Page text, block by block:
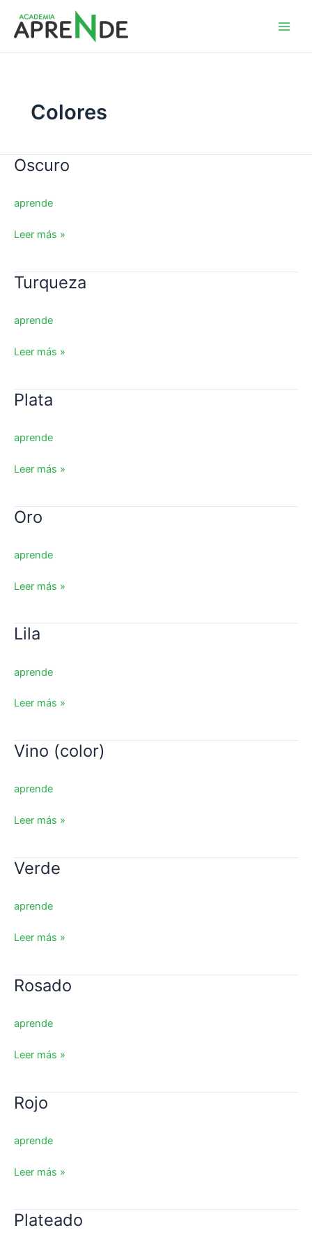
contenido
Colores
Oscuro
aprende
Oscuro
Leer más »
Turqueza
aprende
Turqueza
Leer más »
Plata
aprende
Plata
Leer más »
Oro
aprende
Oro
Leer más »
Lila
aprende
Lila
Leer más »
Vino (color)
aprende
Vino
Leer más »
Verde
aprende
Verde
Leer más »
Rosado
aprende
Rosado
Leer más »
Rojo
aprende
Rojo
Leer más »
Plateado
Plateado